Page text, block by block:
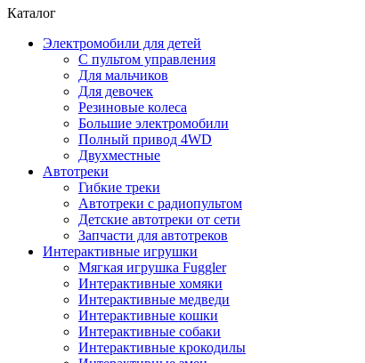
Каталог
Электромобили для детей
С пультом управления
Для мальчиков
Для девочек
Резиновые колеса
Большие электромобили
Полный привод 4WD
Двухместные
Автотреки
Гибкие треки
Автотреки с радиопультом
Детские автотреки от сети
Запчасти для автотреков
Интерактивные игрушки
Мягкая игрушка Fuggler
Интерактивные хомяки
Интерактивные медведи
Интерактивные кошки
Интерактивные собаки
Интерактивные крокодилы